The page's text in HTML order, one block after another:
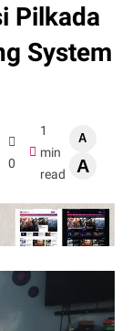
Pilkada
System
0
1
min
read
A
A